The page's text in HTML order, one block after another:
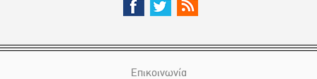
Επικοινωνία